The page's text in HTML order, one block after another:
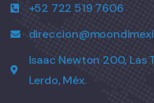
+52 722 519 7606
Isaac Newton 200, Las
Lerdo, Méx.